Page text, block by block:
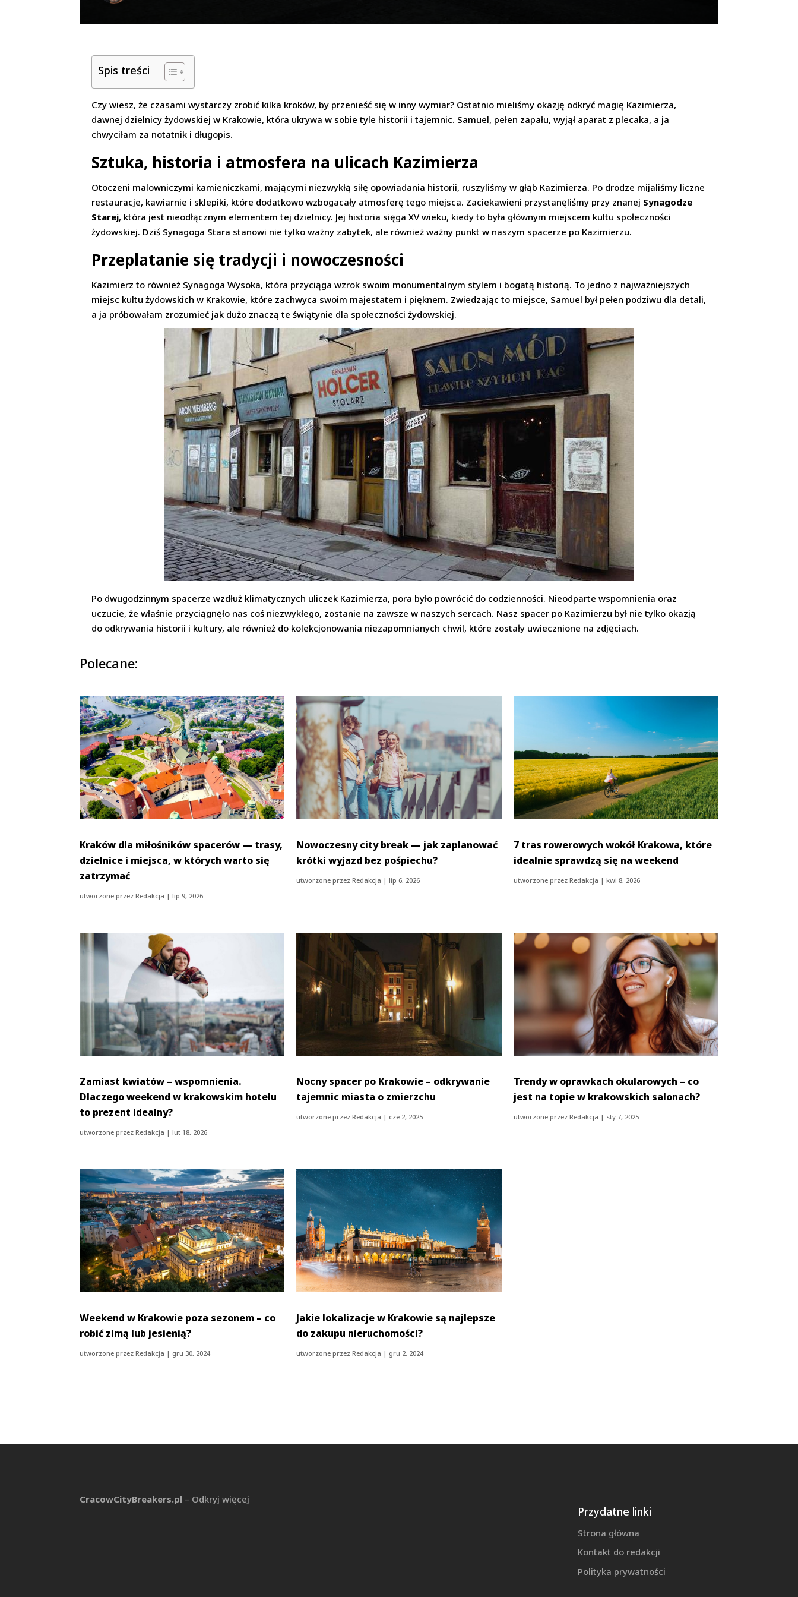
Spis treści
Czy wiesz, że czasami wystarczy zrobić kilka kroków, by przenieść się w inny wymiar? Ostatnio mieliśmy okazję odkryć magię Kazimierza,
dawnej dzielnicy żydowskiej w Krakowie, która ukrywa w sobie tyle historii i tajemnic. Samuel, pełen zapału, wyjął aparat z plecaka, a ja
chwyciłam za notatnik i długopis.
Sztuka, historia i atmosfera na ulicach Kazimierza
Otoczeni malowniczymi kamieniczkami, mającymi niezwykłą siłę opowiadania historii, ruszyliśmy w głąb Kazimierza. Po drodze mijaliśmy liczne
restauracje, kawiarnie i sklepiki, które dodatkowo wzbogacały atmosferę tego miejsca. Zaciekawieni przystanęliśmy przy znanej Synagodze
Starej, która jest nieodłącznym elementem tej dzielnicy. Jej historia sięga XV wieku, kiedy to była głównym miejscem kultu społeczności
żydowskiej. Dziś Synagoga Stara stanowi nie tylko ważny zabytek, ale również ważny punkt w naszym spacerze po Kazimierzu.
Przeplatanie się tradycji i nowoczesności
Kazimierz to również Synagoga Wysoka, która przyciąga wzrok swoim monumentalnym stylem i bogatą historią. To jedno z najważniejszych
miejsc kultu żydowskich w Krakowie, które zachwyca swoim majestatem i pięknem. Zwiedzając to miejsce, Samuel był pełen podziwu dla detali,
a ja próbowałam zrozumieć jak dużo znaczą te świątynie dla społeczności żydowskiej.
Po dwugodzinnym spacerze wzdłuż klimatycznych uliczek Kazimierza, pora było powrócić do codzienności. Nieodparte wspomnienia oraz
uczucie, że właśnie przyciągnęło nas coś niezwykłego, zostanie na zawsze w naszych sercach. Nasz spacer po Kazimierzu był nie tylko okazją
do odkrywania historii i kultury, ale również do kolekcjonowania niezapomnianych chwil, które zostały uwiecznione na zdjęciach.
Polecane:
Kraków dla miłośników spacerów — trasy,
dzielnice i miejsca, w których warto się
zatrzymać
utworzone przezRedakcja |lip 9, 2026
Nowoczesny city break — jak zaplanować
krótki wyjazd bez pośpiechu?
utworzone przezRedakcja |lip 6, 2026
7 tras rowerowych wokół Krakowa, które
idealnie sprawdzą się na weekend
utworzone przez Redakcja | kwi 8, 2026
Zamiast kwiatów – wspomnienia.
Dlaczego weekend w krakowskim hotelu
to prezent idealny?
utworzone przezRedakcja |lut 18, 2026
Nocny spacer po Krakowie – odkrywanie
tajemnic miasta o zmierzchu
utworzone przezRedakcja | cze 2, 2025
Trendy w oprawkach okularowych – co
jest na topie w krakowskich salonach?
utworzone przez Redakcja | sty 7, 2025
Weekend w Krakowie poza sezonem – co
robić zimą lub jesienią?
utworzone przezRedakcja | gru 30, 2024
Jakie lokalizacje w Krakowie są najlepsze
do zakupu nieruchomości?
utworzone przezRedakcja | gru 2, 2024
CracowCityBreakers.pl – Odkryj więcej
Przydatne linki
Strona główna
Kontakt do redakcji
Polityka prywatności